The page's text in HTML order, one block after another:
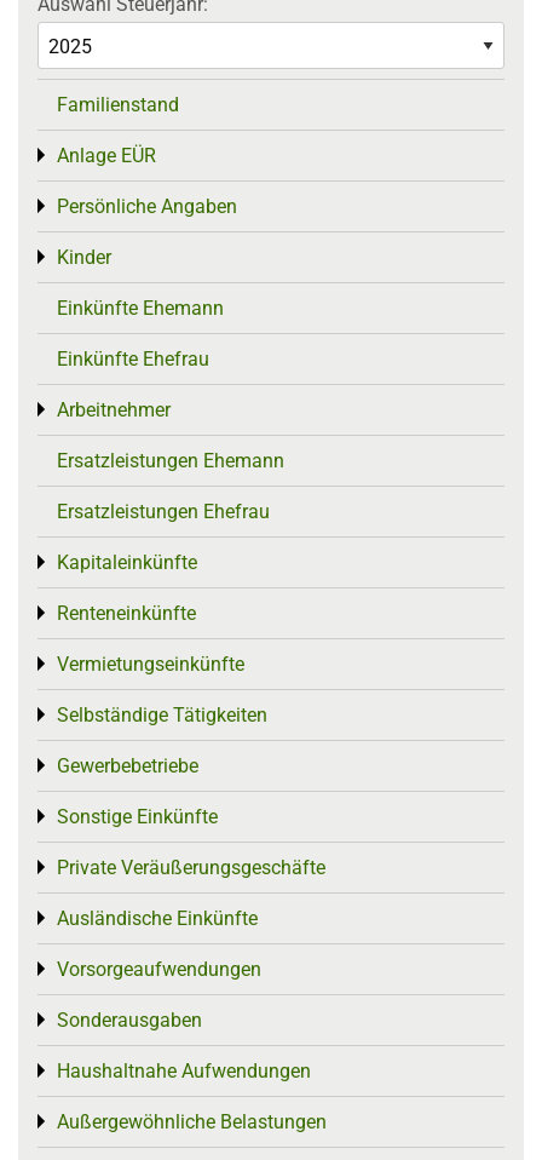
Familienstand
Anlage EÜR
Toggle menu
Persönliche Angaben
Toggle menu
Kinder
Toggle menu
Einkünfte Ehemann
Einkünfte Ehefrau
Arbeitnehmer
Toggle menu
Ersatzleistungen Ehemann
Ersatzleistungen Ehefrau
Kapitaleinkünfte
Toggle menu
Renteneinkünfte
Toggle menu
Vermietungseinkünfte
Toggle menu
Selbständige Tätigkeiten
Toggle menu
Gewerbebetriebe
Toggle menu
Sonstige Einkünfte
Toggle menu
Private Veräußerungsgeschäfte
Toggle menu
Ausländische Einkünfte
Toggle menu
Vorsorgeaufwendungen
Toggle menu
Sonderausgaben
Toggle menu
Haushaltnahe Aufwendungen
Toggle menu
Außergewöhnliche Belastungen
Toggle menu